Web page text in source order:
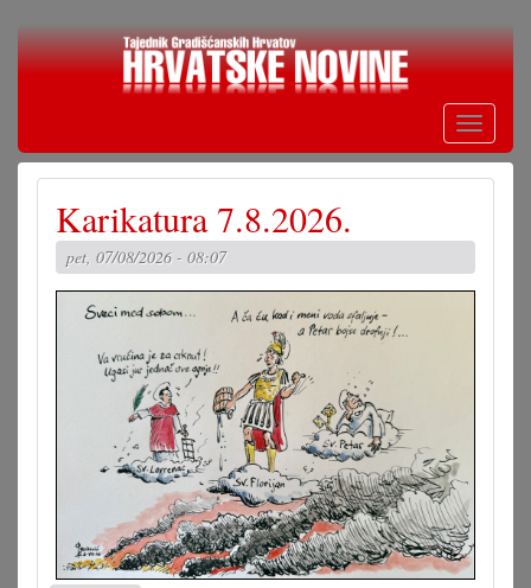
Skoči
Toggle
Karikatura 7.8.2026.
pet, 07/08/2026 - 08:07